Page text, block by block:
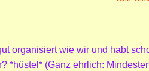
organisiert wie wir und habt
*hüstel* (Ganz ehrlich: